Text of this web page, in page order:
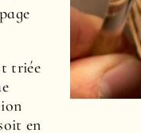
triée
en